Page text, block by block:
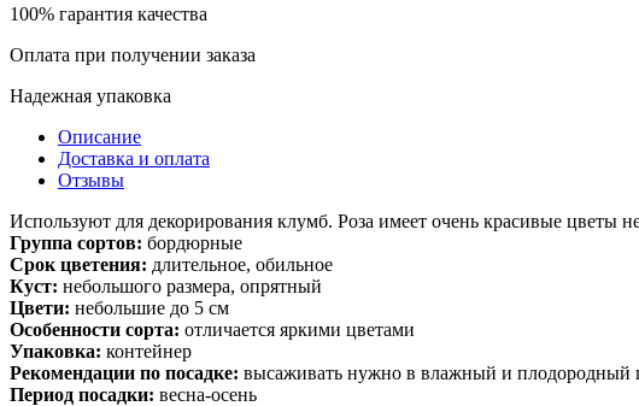
100% гарантия качества
Оплата при получении заказа
Надежная упаковка
Описание
Доставка и оплата
Отзывы
Используют для декорирования клумб. Роза имеет очень красивые цветы
Группа сортов: бордюрные
Срок цветения: длительное, обильное
Куст: небольшого размера, опрятный
Цвети: небольшие до 5 см
Особенности сорта: отличается яркими цветами
Упаковка: контейнер
Рекомендации по посадке: высаживать нужно в влажный и плодородный
Период посадки: весна-осень